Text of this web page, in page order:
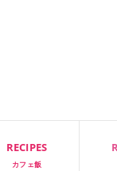
RECIPES
カフェ飯